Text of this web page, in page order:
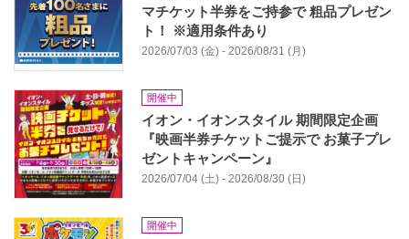
マチケット半券をご持参で 粗品プレゼン
ト！ ※適用条件あり
2026/07/03 (金) - 2026/08/31 (月)
開催中
イオン・イオンスタイル 期間限定企画
『映画半券チケットご提示で お菓子プレ
ゼントキャンペーン』
2026/07/04 (土) - 2026/08/30 (日)
開催中